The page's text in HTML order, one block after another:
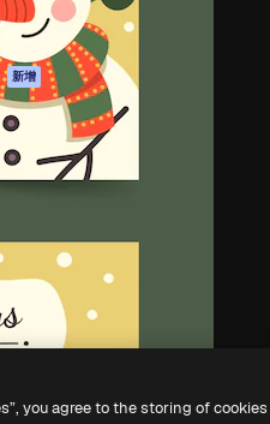
新增
策
工作機會
博客
聚會活動
magnific.ai
you agree to the storing of